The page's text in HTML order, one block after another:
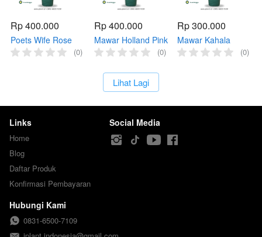
Rp 400.000
Poets Wife Rose
(Indukan)
(0)
Rp 400.000
Mawar Holland Pink
Duo (Indukan)
(0)
Rp 300.000
Mawar Kahala
(Indukan)
(0)
`Lihat Lagi
Links
Home
Blog
Daftar Produk
Konfirmasi Pembayaran
Social Media
Hubungi Kami
0831-6500-7109